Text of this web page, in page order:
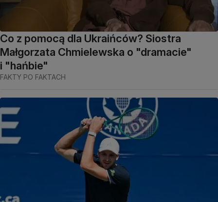
Co z pomocą dla Ukraińców? Siostra
Małgorzata Chmielewska o "dramacie"
i "hańbie"
FAKTY PO FAKTACH